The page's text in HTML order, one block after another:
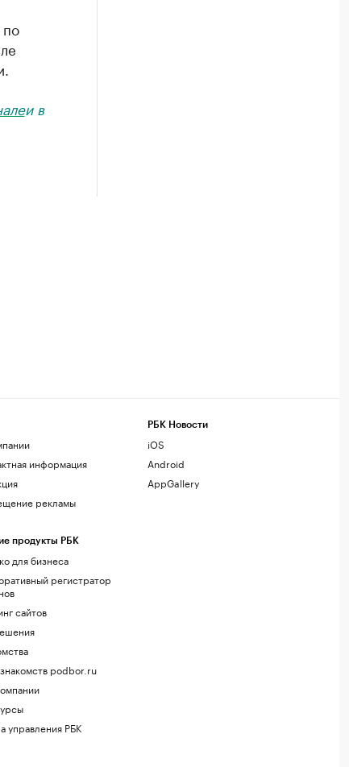
и в
информация
рекламы
продукты РБК
для бизнеса
регистратор
сайтов
podbor.ru
управления РБК
РБК Новости
iOS
Android
AppGallery